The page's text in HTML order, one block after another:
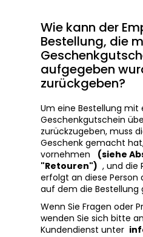
Wie kann der
Bestellung, die
aufgegeben
zurückgeben?
Um eine Bestellung mit
Geschenkgutschein
zurückzugeben, muss
Geschenk gemacht
vornehmen (siehe
"Retouren") , und die
erfolgt an diese Person
auf dem die Bestellung
Wenn Sie Fragen oder
wenden Sie sich bitte
Kundendienst unter